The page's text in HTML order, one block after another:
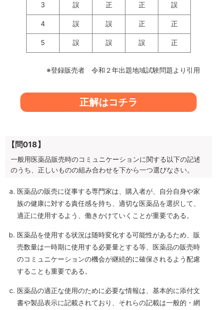
3 誤 正 正 誤
4 誤 誤 正 正
5 誤 誤 誤 正
※登録販売者 令和２年出題地域試験問題より引用
正解はコチラ
【問018】
一般用医薬品販売時のコミュニケーションに関する以下の記述
のうち、正しいものの組み合わせを下から一つ選びなさい。
医薬品の販売に従事する専門家は、購入者が、自分自身や家
族の健康に対する責任感を持ち、適切な医薬品を選択して、
適正に使用するよう、働きかけていくことが重要である。
医薬品を使用する状況は随時変化する可能性があるため、販
売数量は一時期に使用する必要量とする等、医薬品の販売時
のコミュニケーションの機会が継続的に確保されるよう配慮
することも重要である。
医薬品の適正な使用のために必要な情報は、基本的に添付文
書や製品表示に記載されており、それらの記載は一般的・網